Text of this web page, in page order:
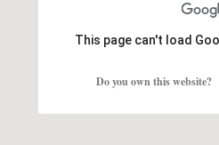
This page can't load
Do you own this website?